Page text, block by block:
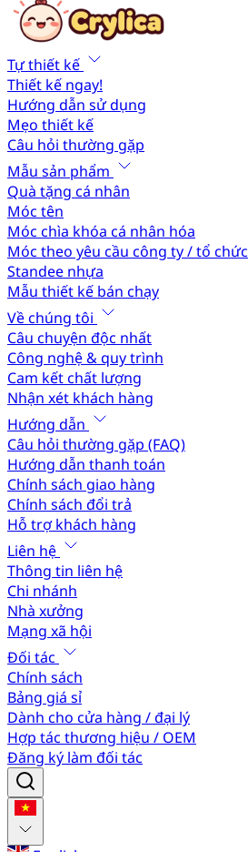
Tự thiết kế
Thiết kế ngay!
Hướng dẫn sử dụng
Mẹo thiết kế
Câu hỏi thường gặp
Mẫu sản phẩm
Quà tặng cá nhân
Móc tên
Móc chìa khóa cá nhân hóa
Móc theo yêu cầu công ty / tổ chức
Standee nhựa
Mẫu thiết kế bán chạy
Về chúng tôi
Câu chuyện độc nhất
Công nghệ & quy trình
Cam kết chất lượng
Nhận xét khách hàng
Hướng dẫn
Câu hỏi thường gặp (FAQ)
Hướng dẫn thanh toán
Chính sách giao hàng
Chính sách đổi trả
Hỗ trợ khách hàng
Liên hệ
Thông tin liên hệ
Chi nhánh
Nhà xưởng
Mạng xã hội
Đối tác
Chính sách
Bảng giá sỉ
Dành cho cửa hàng / đại lý
Hợp tác thương hiệu / OEM
Đăng ký làm đối tác